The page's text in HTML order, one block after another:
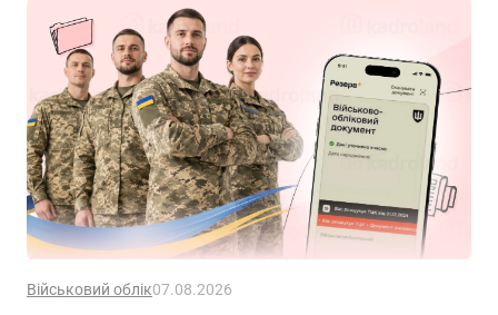
Військовий облік07.08.2026